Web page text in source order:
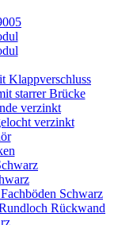
Klappverschluss
starrer Brücke
verzinkt
verzinkt
Schwarz
Rückwand